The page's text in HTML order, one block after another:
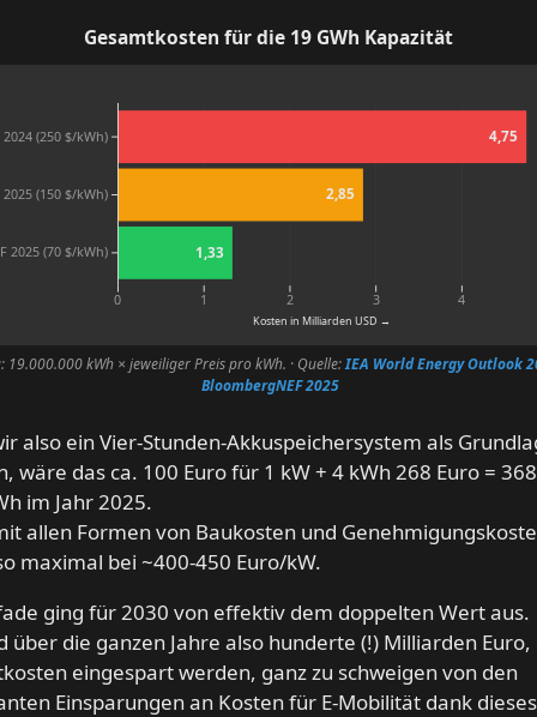
Gesamtkosten für die 19 GWh Kapazität
2024 (250 $/kWh)
2025 (150 $/kWh)
2025 (70 $/kWh)
0 1 2 3 4
Kosten in Milliarden USD →
4,75
2,85
1,33
Category
Kosten in Milliarden USD
WEO 2025 (150 $/kWh)2,85
BNEF 2025 (70 $/kWh)
19.000.000 kWh × jeweiliger Preis pro kWh. · Quelle:IEA World Energy Outlook
BloombergNEF 2025
also ein Vier-Stunden-Akkuspeichersystem als
wäre das ca. 100 Euro für 1 kW + 4 kWh 268 Euro = 368
im Jahr 2025.
allen Formen von Baukosten und
maximal bei ~400-450 Euro/kW.
ging für 2030 von effektiv dem doppelten Wert aus.
über die ganzen Jahre also hunderte (!) Milliarden Euro,
eingespart werden, ganz zu schweigen von den
Einsparungen an Kosten für E-Mobilität dank dieses